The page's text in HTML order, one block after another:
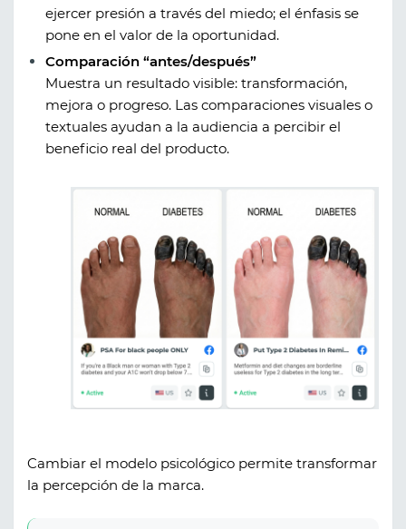
ejercer presión a través del miedo; el énfasis se
pone en el valor de la oportunidad.
Comparación “antes/después”
Muestra un resultado visible: transformación,
mejora o progreso. Las comparaciones visuales o
textuales ayudan a la audiencia a percibir el
beneficio real del producto.
Cambiar el modelo psicológico permite transformar
la percepción de la marca.